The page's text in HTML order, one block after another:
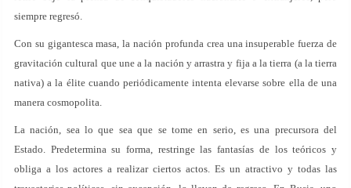
siempre regresó.
Con su gigantesca masa, la nación profunda crea una insuperable fuerza de
gravitación cultural que une a la nación y arrastra y fija a la tierra (a la tierra
nativa) a la élite cuando periódicamente intenta elevarse sobre ella de una
manera cosmopolita.
La nación, sea lo que sea que se tome en serio, es una precursora del
Estado. Predetermina su forma, restringe las fantasías de los teóricos y
obliga a los actores a realizar ciertos actos. Es un atractivo y todas las